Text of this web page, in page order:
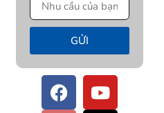
GỬI